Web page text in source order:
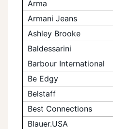
Arma
Armani Jeans
Ashley Brooke
Baldessarini
Barbour International
Be Edgy
Belstaff
Best Connections
Blauer.USA